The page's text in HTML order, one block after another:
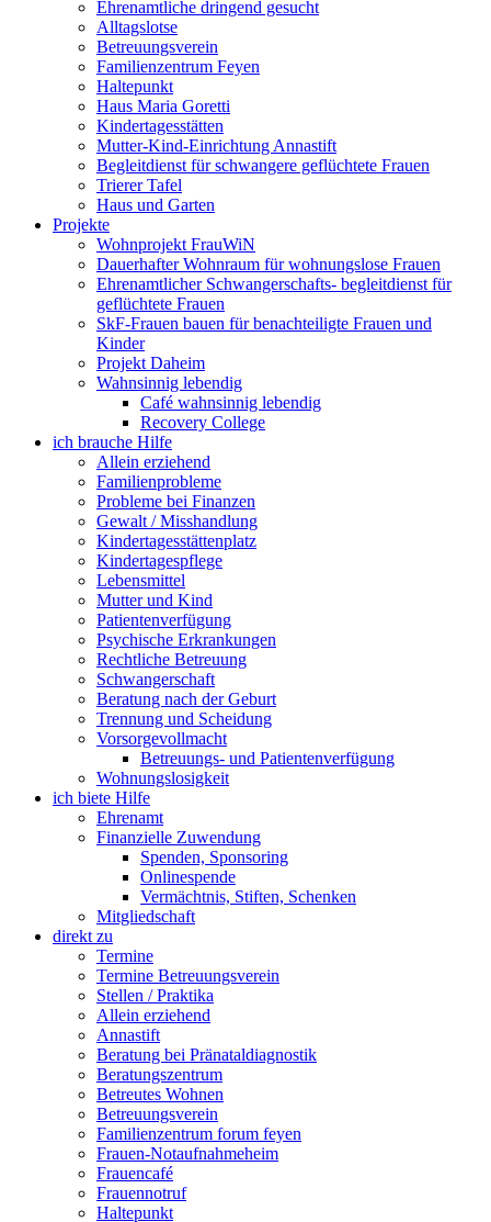
Ehrenamtliche dringend gesucht
Alltagslotse
Betreuungsverein
Familienzentrum Feyen
Haltepunkt
Haus Maria Goretti
Kindertagesstätten
Mutter-Kind-Einrichtung Annastift
Begleitdienst für schwangere geflüchtete Frauen
Trierer Tafel
Haus und Garten
Projekte
Wohnprojekt FrauWiN
Dauerhafter Wohnraum für wohnungslose Frauen
Ehrenamtlicher Schwangerschafts- begleitdienst für
geflüchtete Frauen
SkF-Frauen bauen für benachteiligte Frauen und
Kinder
Projekt Daheim
Wahnsinnig lebendig
Café wahnsinnig lebendig
Recovery College
ich brauche Hilfe
Allein erziehend
Familienprobleme
Probleme bei Finanzen
Gewalt / Misshandlung
Kindertagesstättenplatz
Kindertagespflege
Lebensmittel
Mutter und Kind
Patientenverfügung
Psychische Erkrankungen
Rechtliche Betreuung
Schwangerschaft
Beratung nach der Geburt
Trennung und Scheidung
Vorsorgevollmacht
Betreuungs- und Patientenverfügung
Wohnungslosigkeit
ich biete Hilfe
Ehrenamt
Finanzielle Zuwendung
Spenden, Sponsoring
Onlinespende
Vermächtnis, Stiften, Schenken
Mitgliedschaft
direkt zu
Termine
Termine Betreuungsverein
Stellen / Praktika
Allein erziehend
Annastift
Beratung bei Pränataldiagnostik
Beratungszentrum
Betreutes Wohnen
Betreuungsverein
Familienzentrum forum feyen
Frauen-Notaufnahmeheim
Frauencafé
Frauennotruf
Haltepunkt